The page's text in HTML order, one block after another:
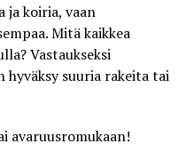
ja koiria, vaan
Mitä kaikkea
Vastaukseksi
suuria rakeita tai
avaruusromukaan!